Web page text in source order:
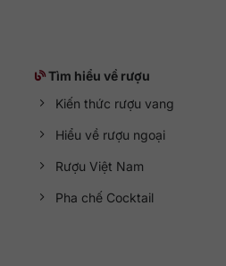
Tìm hiểu về rượu
Kiến thức rượu vang
Hiểu về rượu ngoại
Rượu Việt Nam
Pha chế Cocktail